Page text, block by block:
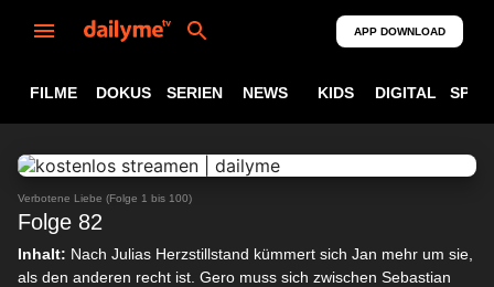
APP DOWNLOAD
FILME DOKUS SERIEN NEWS KIDS DIGITAL
Verbotene Liebe (Folge 1 bis 100)
Folge 82
Inhalt: Nach Julias Herzstillstand kümmert sich Jan mehr um sie,
als den anderen recht ist. Gero muss sich zwischen Sebastian